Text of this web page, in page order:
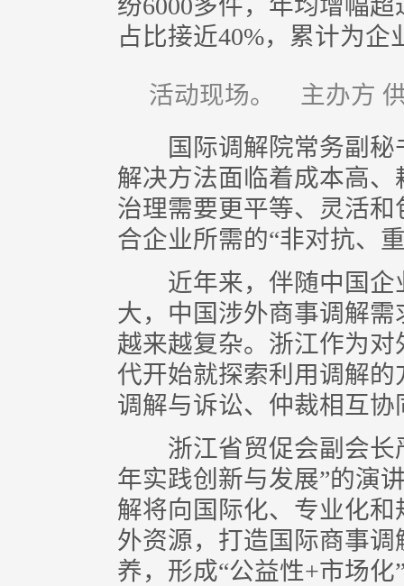
纷6000多件，年均增幅
占比接近40%，累计为企
活动现场。 主办方
国际调解院常务副秘
解决方法面临着成本高
治理需要更平等、灵活
合企业所需的“非对抗、
近年来，伴随中国企
大，中国涉外商事调解
越来越复杂。浙江作为
代开始就探索利用调解
调解与诉讼、仲裁相互
浙江省贸促会副会长
年实践创新与发展”的演
解将向国际化、专业化
外资源，打造国际商事
养，形成“公益性+市场